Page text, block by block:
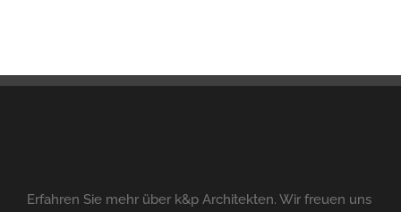
Erfahren Sie mehr über k&p Architekten. Wir freuen uns